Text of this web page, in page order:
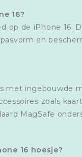
16?
op de iPhone
en
met ingebouwde
zoals
MagSafe
16 hoesje?